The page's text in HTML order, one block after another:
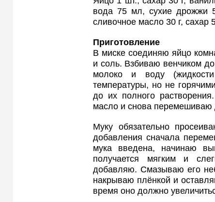
вода 75 мл, сухие дрожжи
сливочное масло 30 г, сахар
Приготовление
В миске соединяю яйцо
и соль. Взбиваю венчиком
молоко и воду
температуры, но не
до их полного
масло и снова перемешиваю
Муку обязательно
добавления сначала
мука введена, начинаю
получается мягким и
добавляю. Смазываю его
накрываю плёнкой и
время оно должно